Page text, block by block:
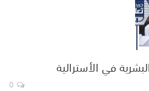
في الأسترالية